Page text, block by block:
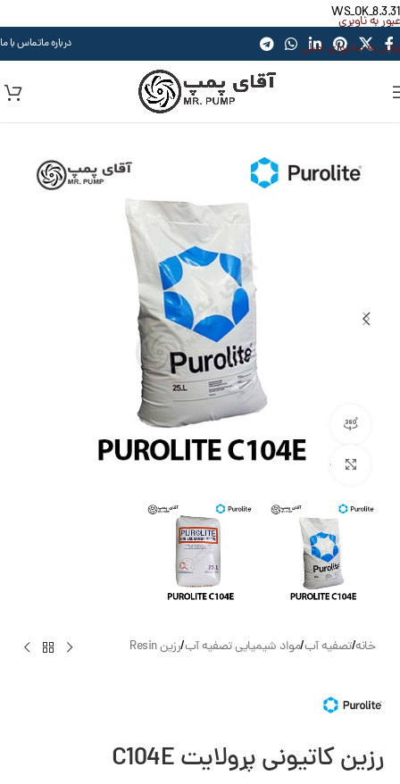
WS_OK_8.3.31
عبور به ناوبری
رفتن به محتوای اصلی
درباره ماتماس با ما
بزرگنمایی تصویر
خانه/تصفیه آب/مواد شیمیایی تصفیه آب/رزین Resin
رزین کاتیونی پرولایت C104E